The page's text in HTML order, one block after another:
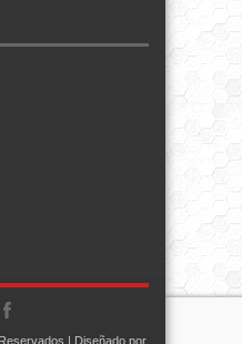
| Diseñado por